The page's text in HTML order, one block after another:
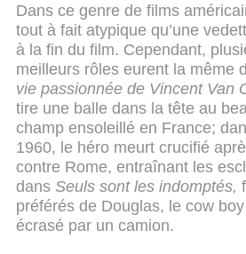
Dans ce genre de films
tout à fait atypique qu’une
à la fin du film. Cependant,
meilleurs rôles eurent la même
vie passionnée de Vincent Van
tire une balle dans la tête au
champ ensoleillé en France;
1960, le héro meurt crucifié
contre Rome, entraînant les
dans Seuls sont les indomptés,
préférés de Douglas, le cow
écrasé par un camion.